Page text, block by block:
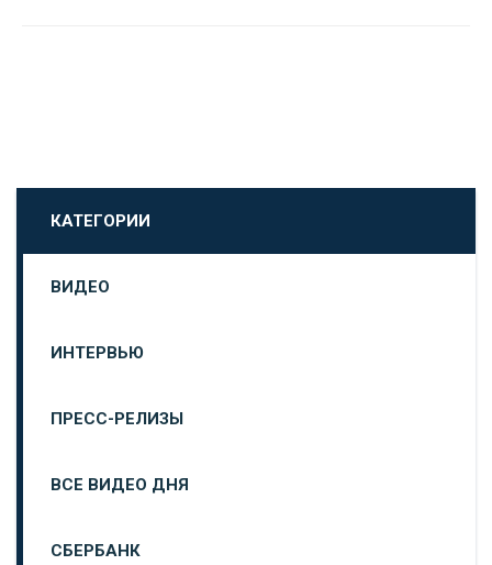
КАТЕГОРИИ
ВИДЕО
ИНТЕРВЬЮ
ПРЕСС-РЕЛИЗЫ
ВСЕ ВИДЕО ДНЯ
СБЕРБАНК